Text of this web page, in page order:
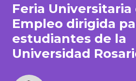
Feria Universitaria
Empleo dirigida
estudiantes de la
Universidad